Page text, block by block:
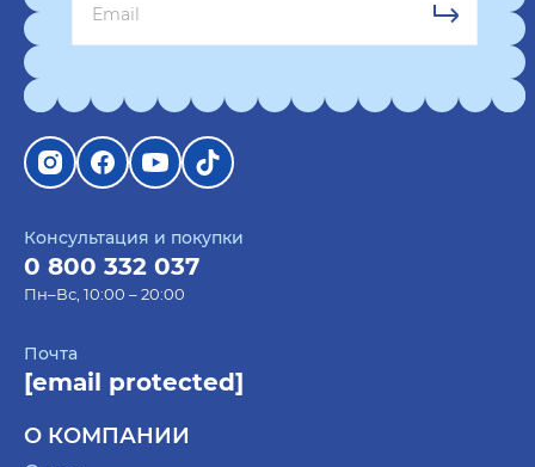
Консультация и покупки
0 800 332 037
Пн–Вс, 10:00 – 20:00
Почта
[email protected]
О КОМПАНИИ